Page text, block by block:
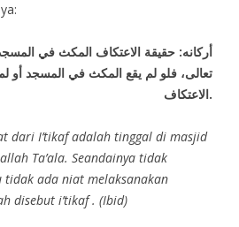
أركانه: حقيقة الاعتكاف المكث في المسجد
تعالى، فلو لم يقع المكث في المسجد أو
الاعتكاف.
dari I’tikaf adalah tinggal di masjid
Ta’ala. Seandainya tidak
ada niat melaksanakan
disebut i’tikaf . (Ibid)